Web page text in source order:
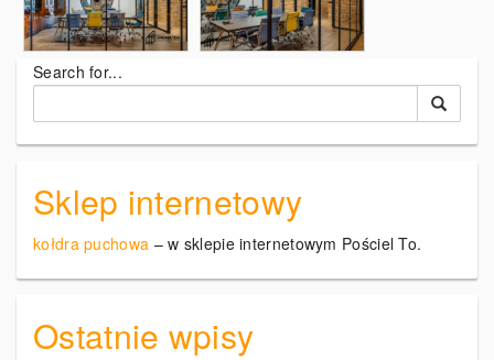
Search for...
Sklep internetowy
kołdra puchowa – w sklepie internetowym Pościel To.
Ostatnie wpisy